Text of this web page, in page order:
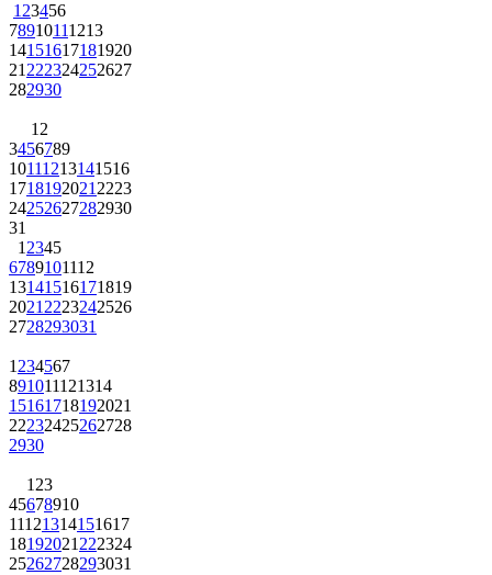
1 23456
78910111213
14151617181920
21 222324252627
282930
1 2
3456789
10111213141516
1718192021 2223
24252627282930
31
1 2345
6789101112
13141516171819
2021 2223242526
2728293031
1 234567
891011121314
15161718192021
22232425262728
2930
1 23
45678910
11121314151617
18192021 222324
25262728293031